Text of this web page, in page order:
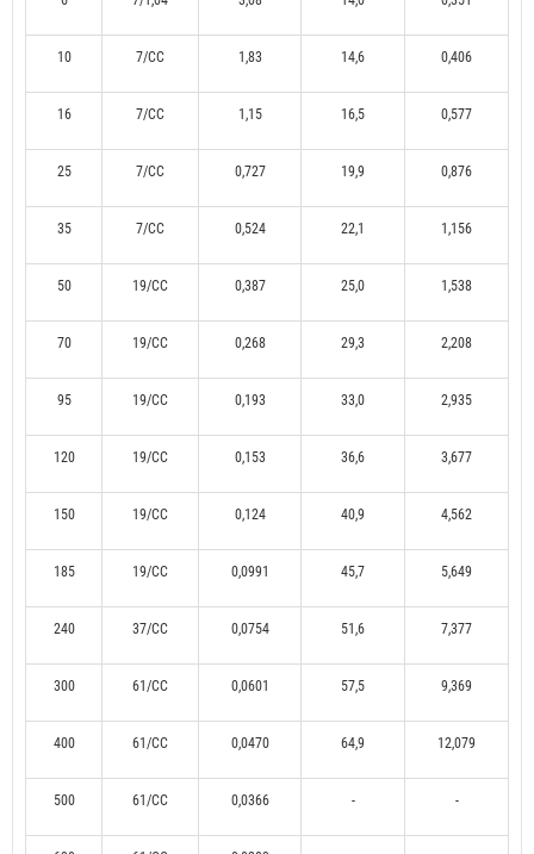
10 7/CC 1,83 14,6 0,406
16 7/CC 1,15 16,5 0,577
25 7/CC 0,727 19,9 0,876
35 7/CC 0,524 22,1 1,156
50 19/CC 0,387 25,0 1,538
70 19/CC 0,268 29,3 2,208
95 19/CC 0,193 33,0 2,935
120 19/CC 0,153 36,6 3,677
150 19/CC 0,124 40,9 4,562
185 19/CC 0,0991 45,7 5,649
240 37/CC 0,0754 51,6 7,377
300 61/CC 0,0601 57,5 9,369
400 61/CC 0,0470 64,9 12,079
500 61/CC 0,0366 - -